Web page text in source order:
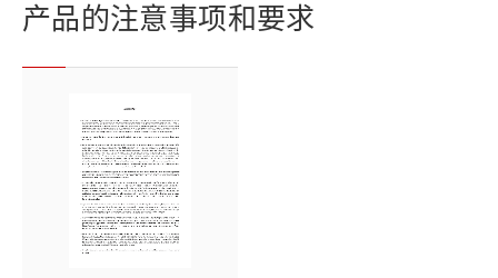
产品的注意事项和要求